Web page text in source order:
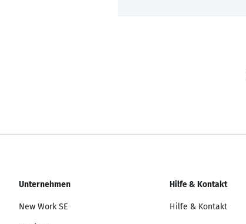
Unternehmen
New Work SE
Hilfe & Kontakt
Hilfe & Kontakt